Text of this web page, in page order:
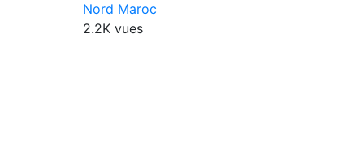
Nord Maroc
2.2K vues